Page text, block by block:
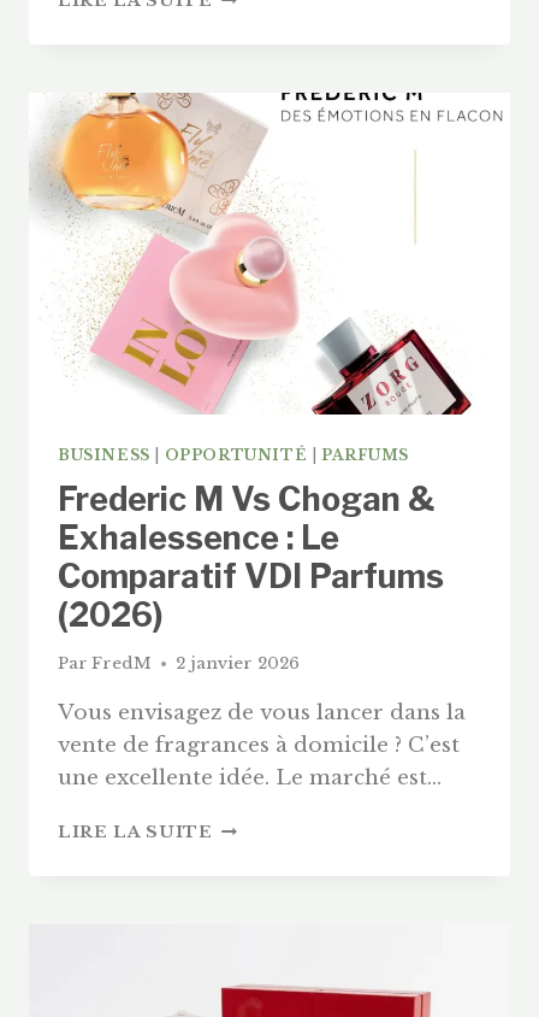
:
OFFREZ
LE
LUXE
DE
GRASSE
(PRIX
DOUX)
BUSINESS OPPORTUNITÉ PARFUMS
Frederic M Vs Chogan &
Exhalessence : Le
Comparatif VDI Parfums
(2026)
Par FredM 2 janvier 2026
Vous envisagez de vous lancer dans la
vente de fragrances à domicile ? C’est
une excellente idée. Le marché est…
LIRE LA SUITE FREDERIC
LE